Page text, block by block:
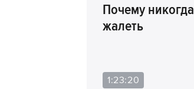
Почему
жалеть
1:23:20